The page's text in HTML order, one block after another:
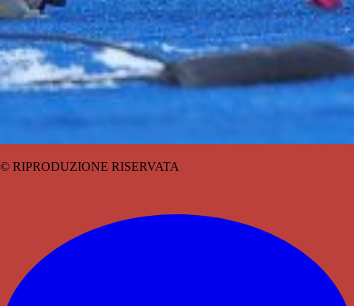
© RIPRODUZIONE RISERVATA